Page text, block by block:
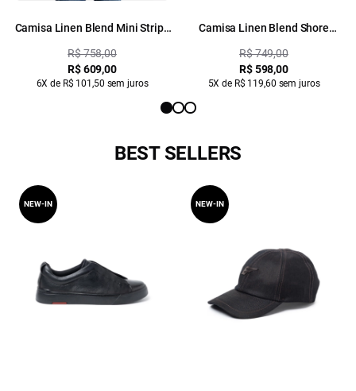
Camisa Linen Blend Mini Stripe
R$ 758,00
R$ 609,00
6X de R$ 101,50 sem juros
Camisa Linen Blend Shore
R$ 749,00
R$ 598,00
5X de R$ 119,60 sem juros
BEST SELLERS
NEW-IN NEW-IN